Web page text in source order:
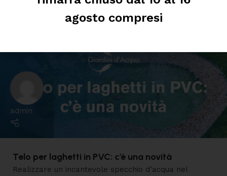
admin
Telo per laghetti in PVC: c’è una novità
Realizzare un incantevole specchio d’acqua nel
agosto compresi